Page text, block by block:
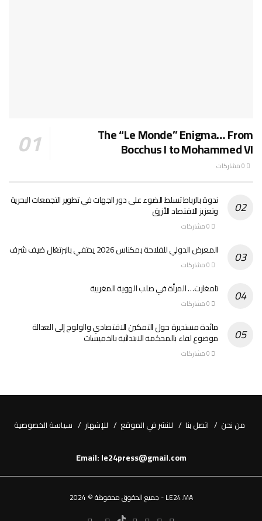
The “Le Monde” Enigma… From
Bocchus I to Mohammed VI
ندوة بالرباط تسلط الضوء على دور الجهات في تطوير التجمعات البحرية
وتعزيز الاقتصاد الأزرق
المعرض الدولي للفلاحة بمكناس 2026 يحتفي بالبرتغال ضيف شرف
تامغارت… المرأة في صلب الهوية المغربية
مائدة مستديرة حول التمكين الاقتصادي والولوج إلى العدالة
موضوع لقاء بالمحكمة الابتدائية بالخميسات
من نحن اتصل بنا للنشر في الموقع للإشهار سياسة الخصوصية
Email: le24press@gmail.com
LE24.MA - جميع الحقوق محفوظة © 2024